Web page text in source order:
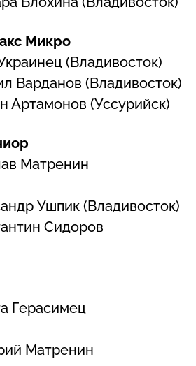
Микро
(Владивосток)
Варданов (Владивосток)
Артамонов (Уссурийск)
Матренин
Ушпик (Владивосток)
Сидоров
Герасимец
Матренин